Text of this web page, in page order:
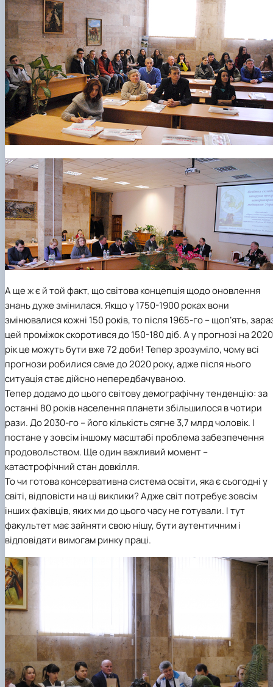
А ще ж є й той факт, що світова концепція щодо оновлення
знань дуже змінилася. Якщо у 1750-1900 роках вони
змінювалися кожні 150 років, то після 1965-го – щоп’ять,
цей проміжок скоротився до 150-180 діб. А у прогнозі на 2020
рік це можуть бути вже 72 доби! Тепер зрозуміло, чому всі
прогнози робилися саме до 2020 року, адже після нього
ситуація стає дійсно непередбачуваною.
Тепер додамо до цього світову демографічну тенденцію: за
останні 80 років населення планети збільшилося в чотири
рази. До 2030-го – його кількість сягне 3,7 млрд чоловік. І
постане у зовсім іншому масштабі проблема забезпечення
продовольством. Ще один важливий момент –
катастрофічний стан довкілля.
То чи готова консервативна система освіти, яка є сьогодні у
світі, відповісти на ці виклики? Адже світ потребує зовсім
інших фахівців, яких ми до цього часу не готували. І тут
факультет має зайняти свою нішу, бути аутентичним і
відповідати вимогам ринку праці.